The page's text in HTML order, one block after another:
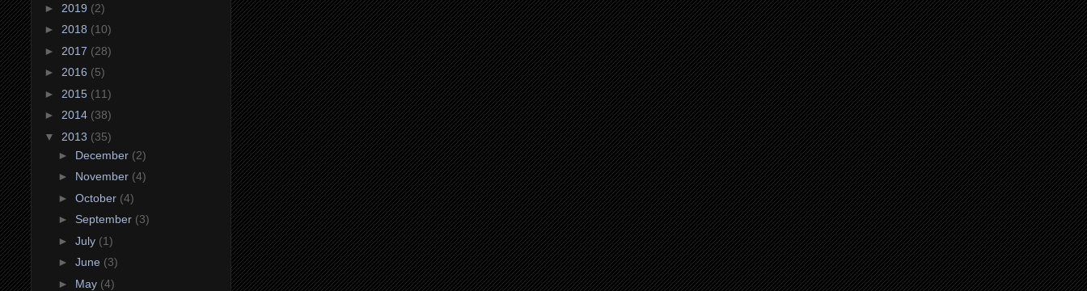
► 2019 (2)
► 2018 (10)
► 2017 (28)
► 2016 (5)
► 2015 (11)
► 2014 (38)
▼ 2013 (35)
► December (2)
► November (4)
► October (4)
► September (3)
► July (1)
► June (3)
► May (4)